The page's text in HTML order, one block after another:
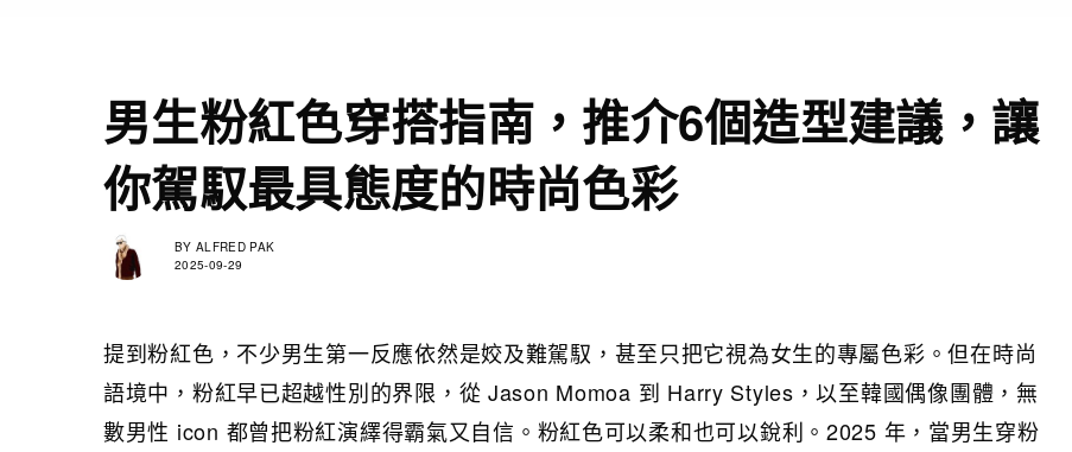
男生粉紅色穿搭指南，推介6個造型建議，讓
你駕馭最具態度的時尚色彩
BY ALFRED PAK
2025-09-29
提到粉紅色，不少男生第一反應依然是姣及難駕馭，甚至只把它視為女生的專屬色彩。但在時尚
語境中，粉紅早已超越性別的界限，從 Jason Momoa 到 Harry Styles，以至韓國偶像團體，無
數男性 icon 都曾把粉紅演繹得霸氣又自信。粉紅色可以柔和也可以銳利。2025 年，當男生穿粉